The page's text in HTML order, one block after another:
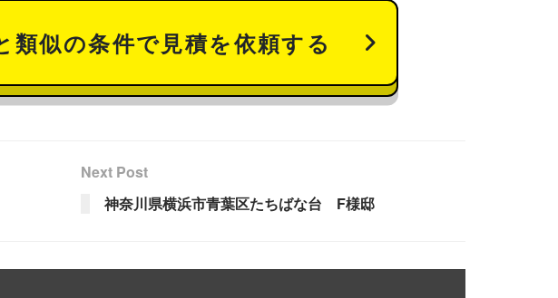
類似の条件で見積を依頼する
Next Post
神奈川県横浜市青葉区たちばな台 F様邸